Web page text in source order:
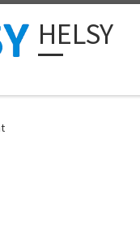
HELSY